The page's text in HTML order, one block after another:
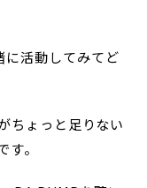
活動してみてど
ちょっと足りない
。